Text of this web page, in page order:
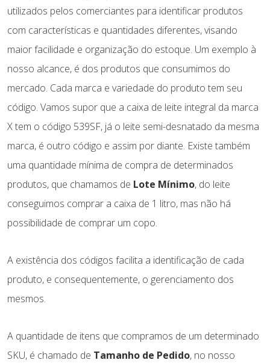
utilizados pelos comerciantes para identificar produtos
com características e quantidades diferentes, visando
maior facilidade e organização do estoque. Um exemplo à
nosso alcance, é dos produtos que consumimos do
mercado. Cada marca e variedade do produto tem seu
código. Vamos supor que a caixa de leite integral da marca
X tem o código 539SF, já o leite semi-desnatado da mesma
marca, é outro código e assim por diante. Existe também
uma quantidade mínima de compra de determinados
produtos, que chamamos de Lote Mínimo, do leite
conseguimos comprar a caixa de 1 litro, mas não há
possibilidade de comprar um copo.
A existência dos códigos facilita a identificação de cada
produto, e consequentemente, o gerenciamento dos
mesmos.
A quantidade de itens que compramos de um determinado
SKU, é chamado de Tamanho de Pedido, no nosso